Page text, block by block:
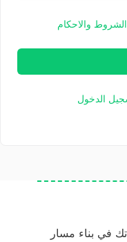
الشروط والاحكام
الدخول
في بناء مسار